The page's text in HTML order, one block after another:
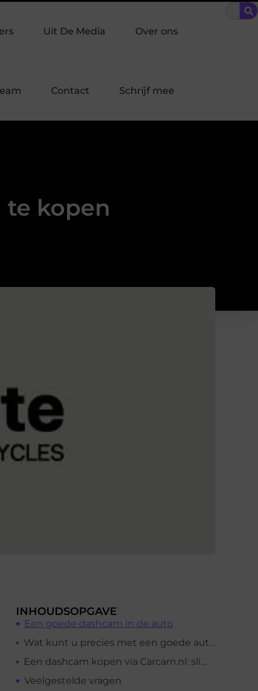
past bij jouw buurt in Laren? Bescherming
Uit De Media Over ons
Contact Schrijf mee
te kopen
INHOUDSOPGAVE
Een goede dashcam in de auto
Wat kunt u precies met een goede autodashcam?
Een dashcam kopen via Carcam.nl: slimme keuze
Veelgestelde vragen